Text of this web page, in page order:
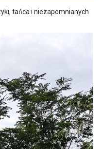
tańca i niezapomnianych